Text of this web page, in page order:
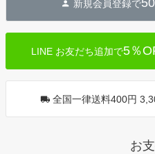
新規会員登録で
LINE お友だち追加で5％
全国一律送料400円
お